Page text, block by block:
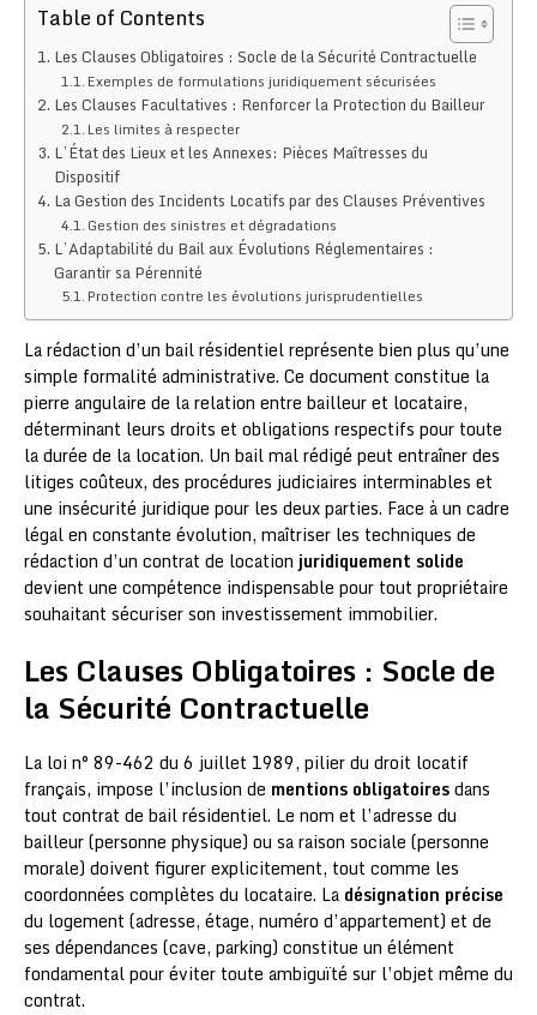
Table of Contents
Les Clauses Obligatoires : Socle de la Sécurité Contractuelle
Exemples de formulations juridiquement sécurisées
Les Clauses Facultatives : Renforcer la Protection du Bailleur
Les limites à respecter
L’État des Lieux et les Annexes: Pièces Maîtresses du
Dispositif
La Gestion des Incidents Locatifs par des Clauses Préventives
Gestion des sinistres et dégradations
L’Adaptabilité du Bail aux Évolutions Réglementaires :
Garantir sa Pérennité
Protection contre les évolutions jurisprudentielles
La rédaction d’un bail résidentiel représente bien plus qu’une
simple formalité administrative. Ce document constitue la
pierre angulaire de la relation entre bailleur et locataire,
déterminant leurs droits et obligations respectifs pour toute
la durée de la location. Un bail mal rédigé peut entraîner des
litiges coûteux, des procédures judiciaires interminables et
une insécurité juridique pour les deux parties. Face à un cadre
légal en constante évolution, maîtriser les techniques de
rédaction d’un contrat de location juridiquement solide
devient une compétence indispensable pour tout propriétaire
souhaitant sécuriser son investissement immobilier.
Les Clauses Obligatoires : Socle de
la Sécurité Contractuelle
La loi n° 89-462 du 6 juillet 1989, pilier du droit locatif
français, impose l’inclusion de mentions obligatoiresdans
tout contrat de bail résidentiel. Le nom et l’adresse du
bailleur (personne physique) ou sa raison sociale (personne
morale) doivent figurer explicitement, tout comme les
coordonnées complètes du locataire. La désignation précise
du logement (adresse, étage, numéro d’appartement) et de
ses dépendances (cave, parking) constitue un élément
fondamental pour éviter toute ambiguïté sur l’objet même du
contrat.